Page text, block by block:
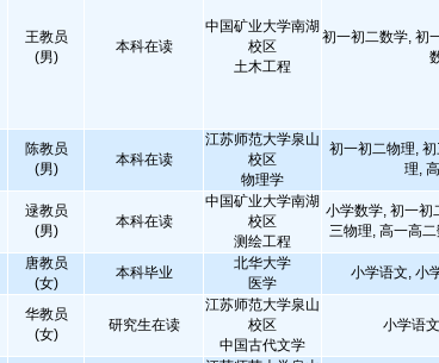
王教员
(男)
本科在读
中国矿业大学南湖
校区
土木工程
初一初二数学, 初
陈教员
(男)
本科在读
江苏师范大学泉山
校区
物理学
初一初二物理,
理,
逯教员
(男)
本科在读
中国矿业大学南湖
校区
测绘工程
小学数学, 初一初
三物理, 高一高
唐教员
(女)
本科毕业
北华大学
医学
小学语文, 小
华教员
(女)
研究生在读
江苏师范大学泉山
校区
中国古代文学
小学语